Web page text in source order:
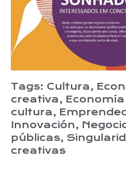
Tags: Cultura,
creativa,
cultura,
Innovación,
públicas,
creativas